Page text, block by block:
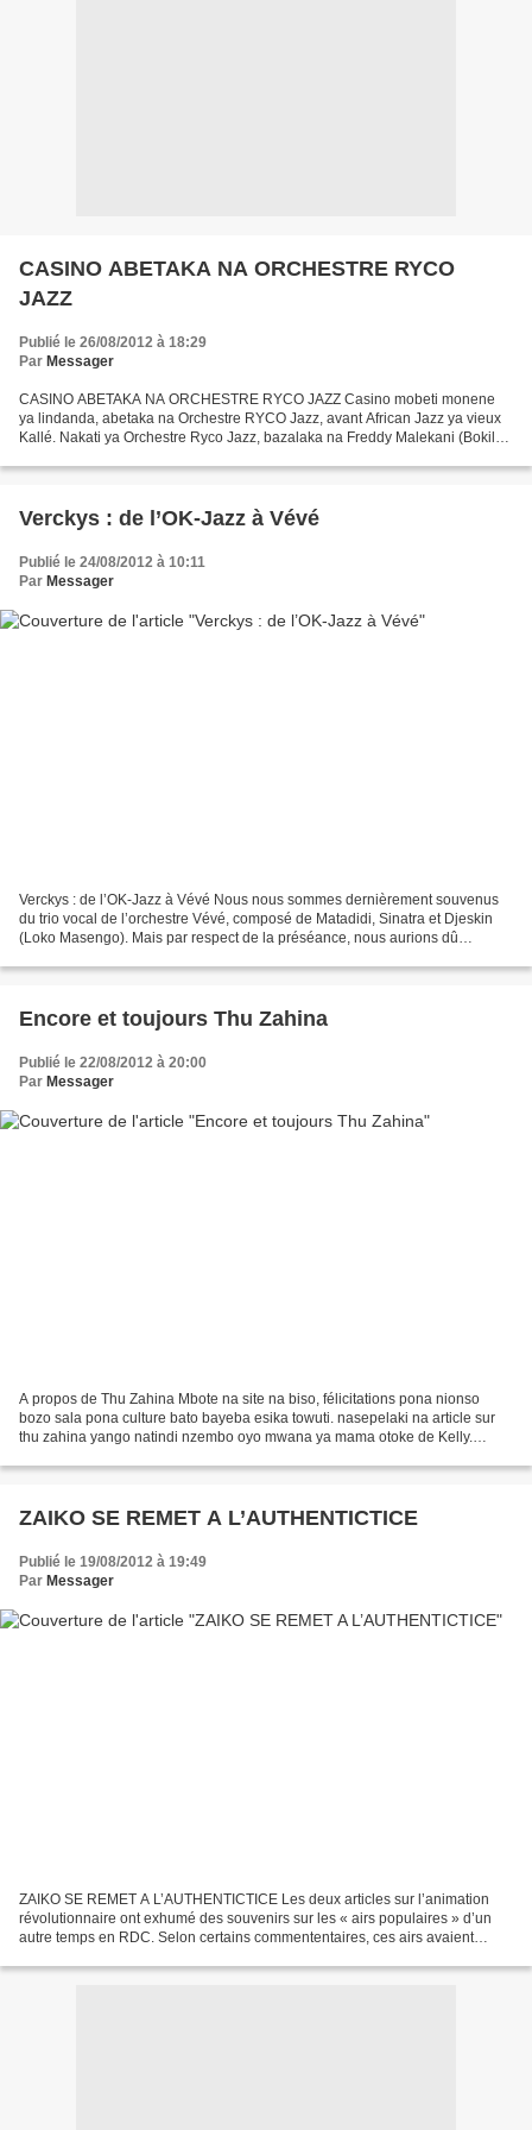
CASINO ABETAKA NA ORCHESTRE RYCO
JAZZ
Publié le 26/08/2012 à 18:29
Par Messager
CASINO ABETAKA NA ORCHESTRE RYCO JAZZ Casino mobeti monene
ya lindanda, abetaka na Orchestre RYCO Jazz, avant African Jazz ya vieux
Kallé. Nakati ya Orchestre Ryco Jazz, bazalaka na Freddy Malekani (Bokilo)
Verckys : de l’OK-Jazz à Vévé
Publié le 24/08/2012 à 10:11
Par Messager
Verckys : de l’OK-Jazz à Vévé Nous nous sommes dernièrement souvenus
du trio vocal de l’orchestre Vévé, composé de Matadidi, Sinatra et Djeskin
(Loko Masengo). Mais par respect de la préséance, nous aurions dû
Encore et toujours Thu Zahina
Publié le 22/08/2012 à 20:00
Par Messager
A propos de Thu Zahina Mbote na site na biso, félicitations pona nionso
bozo sala pona culture bato bayeba esika towuti. nasepelaki na article sur
thu zahina yango natindi nzembo oyo mwana ya mama otoke de Kelly.
ZAIKO SE REMET A L’AUTHENTICTICE
Publié le 19/08/2012 à 19:49
Par Messager
ZAIKO SE REMET A L’AUTHENTICTICE Les deux articles sur l’animation
révolutionnaire ont exhumé des souvenirs sur les « airs populaires » d’un
autre temps en RDC. Selon certains commententaires, ces airs avaient